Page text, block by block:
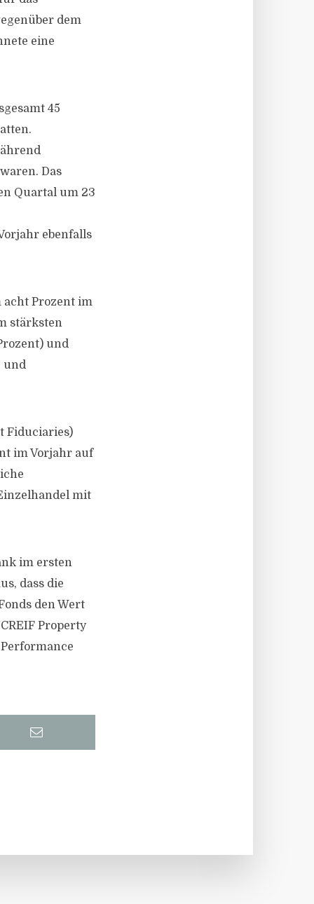
dem
eine
45
Das
Quartal um 23
ebenfalls
acht Prozent im
stärksten
und
und
Fiduciaries)
im Vorjahr auf
mit
im ersten
dass die
den Wert
Property